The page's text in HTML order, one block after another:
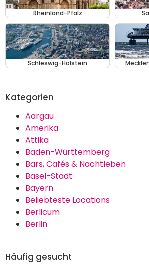
Rheinland-Pfalz
Schleswig-Holstein
Kategorien
Aargau
Amerika
Attika
Baden-Württemberg
Bars, Cafés & Nachtleben
Basel-Stadt
Bayern
Beliebteste Locations
Berlicum
Berlin
Häufig gesucht